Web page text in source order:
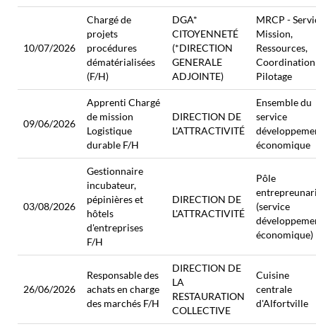
10/07/2026
Chargé de
projets
procédures
dématérialisées
(F/H)
DGA*
CITOYENNETÉ
(*DIRECTION
GENERALE
ADJOINTE)
MRCP -
Mission,
Ressources,
Pilotage
09/06/2026
Apprenti Chargé
de mission
Logistique
durable F/H
DIRECTION DE
L'ATTRACTIVITÉ
Ensemble du
service
économique
03/08/2026
Gestionnaire
incubateur,
pépinières et
hôtels
d'entreprises
F/H
DIRECTION DE
L'ATTRACTIVITÉ
Pôle
(service
économique)
26/06/2026
Responsable des
achats en charge
des marchés F/H
DIRECTION DE
LA
RESTAURATION
COLLECTIVE
Cuisine
centrale
d'Alfortville